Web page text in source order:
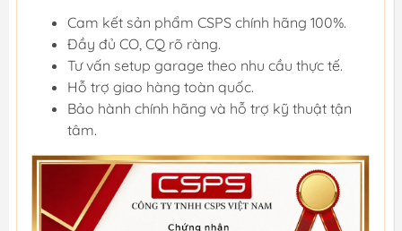
Cam kết sản phẩm CSPS chính hãng 100%.
Đầy đủ CO, CQ rõ ràng.
Tư vấn setup garage theo nhu cầu thực tế.
Hỗ trợ giao hàng toàn quốc.
Bảo hành chính hãng và hỗ trợ kỹ thuật tận
tâm.